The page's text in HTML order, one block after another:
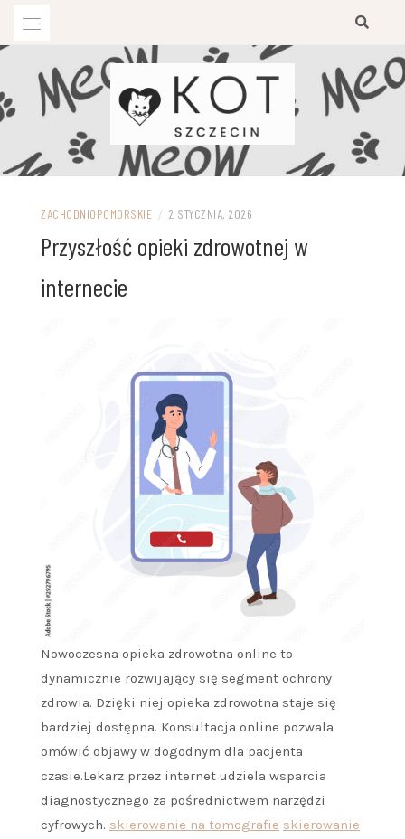
treści
ZACHODNIOPOMORSKIE / 2 STYCZNIA, 2026
Przyszłość opieki zdrowotnej w
internecie
Nowoczesna opieka zdrowotna online to
dynamicznie rozwijający się segment ochrony
zdrowia. Dzięki niej opieka zdrowotna staje się
bardziej dostępna. Konsultacja online pozwala
omówić objawy w dogodnym dla pacjenta
czasie.Lekarz przez internet udziela wsparcia
diagnostycznego za pośrednictwem narzędzi
cyfrowych. skierowanie na tomografie skierowanie